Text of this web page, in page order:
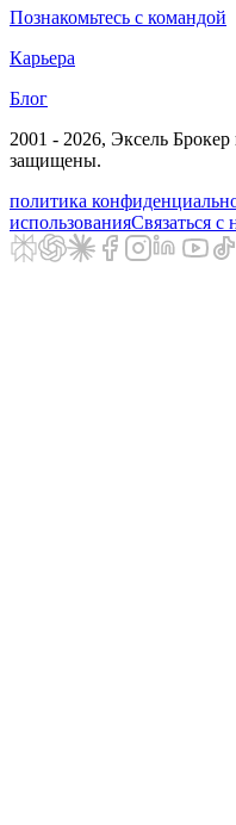
Познакомьтесь с командой
Карьера
Блог
2001 - 2026, Эксель
защищены.
политика
использованияСвязаться с